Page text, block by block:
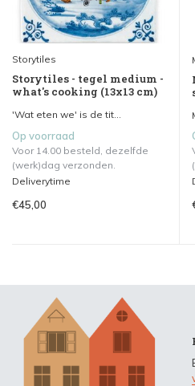
Storytiles
Storytiles - tegel medium -
what's cooking (13x13 cm)
'Wat eten we' is de tit...
Op voorraad
Voor 14.00 besteld, dezelfde
(werk)dag verzonden.
Deliverytime
€45,00